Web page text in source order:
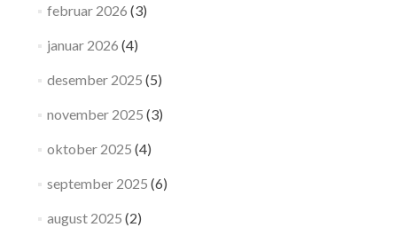
februar 2026 (3)
januar 2026 (4)
desember 2025 (5)
november 2025 (3)
oktober 2025 (4)
september 2025 (6)
august 2025 (2)